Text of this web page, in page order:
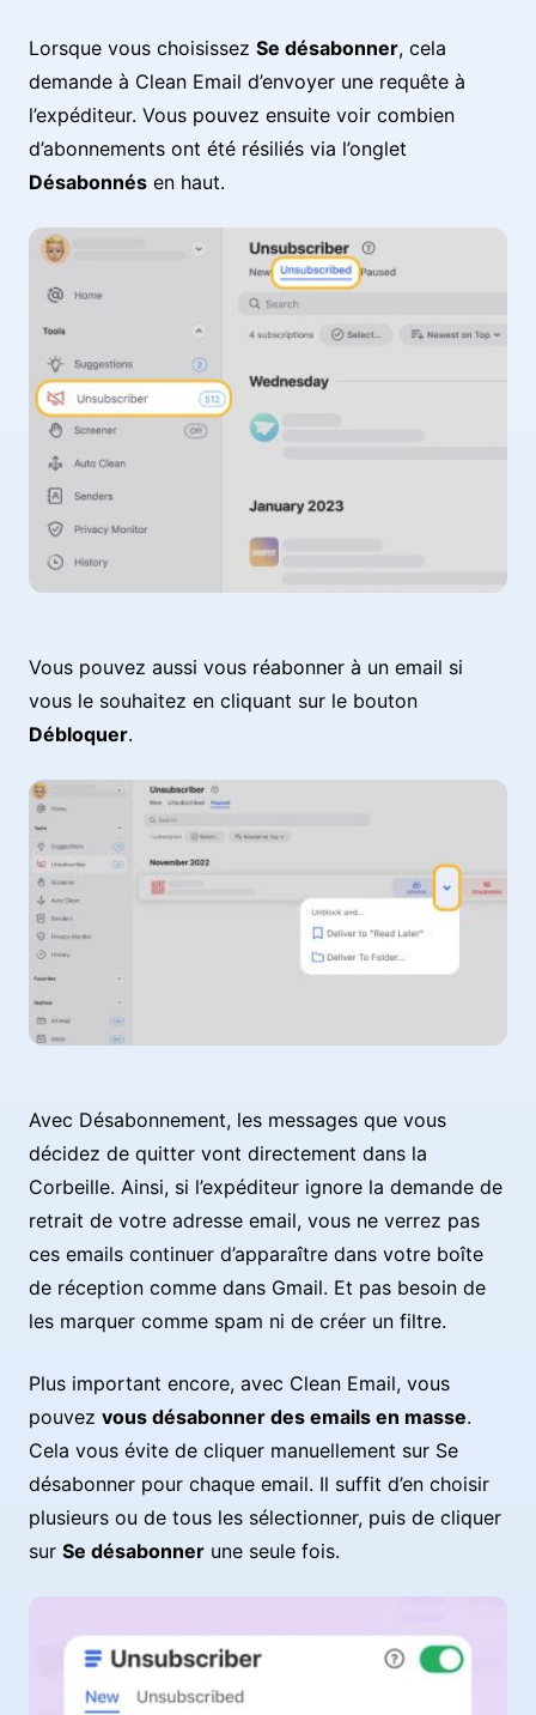
Lorsque vous choisissez Se désabonner, cela
demande à Clean Email d’envoyer une requête à
l’expéditeur. Vous pouvez ensuite voir combien
d’abonnements ont été résiliés via l’onglet
Désabonnés en haut.
Vous pouvez aussi vous réabonner à un email si
vous le souhaitez en cliquant sur le bouton
Débloquer.
Avec Désabonnement, les messages que vous
décidez de quitter vont directement dans la
Corbeille. Ainsi, si l’expéditeur ignore la demande de
retrait de votre adresse email, vous ne verrez pas
ces emails continuer d’apparaître dans votre boîte
de réception comme dans Gmail. Et pas besoin de
les marquer comme spam ni de créer un filtre.
Plus important encore, avec Clean Email, vous
pouvez vous désabonner des emails en masse.
Cela vous évite de cliquer manuellement sur Se
désabonner pour chaque email. Il suffit d’en choisir
plusieurs ou de tous les sélectionner, puis de cliquer
sur Se désabonner une seule fois.